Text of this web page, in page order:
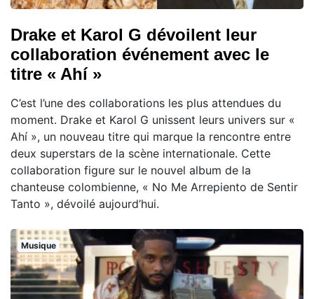
Drake et Karol G dévoilent leur
collaboration événement avec le
titre « Ahí »
C’est l’une des collaborations les plus attendues du
moment. Drake et Karol G unissent leurs univers sur «
Ahí », un nouveau titre qui marque la rencontre entre
deux superstars de la scène internationale. Cette
collaboration figure sur le nouvel album de la
chanteuse colombienne, « No Me Arrepiento de Sentir
Tanto », dévoilé aujourd’hui.
Musique